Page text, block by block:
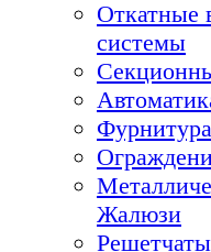
Откатные
системы
Жалюзи